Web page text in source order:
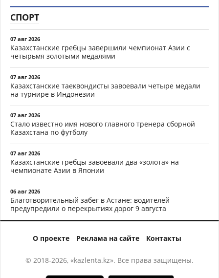
СПОРТ
07 авг 2026
Казахстанские гребцы завершили чемпионат Азии с
четырьмя золотыми медалями
07 авг 2026
Казахстанские таеквондисты завоевали четыре медали
на турнире в Индонезии
07 авг 2026
Стало известно имя нового главного тренера сборной
Казахстана по футболу
07 авг 2026
Казахстанские гребцы завоевали два «золота» на
чемпионате Азии в Японии
06 авг 2026
Благотворительный забег в Астане: водителей
предупредили о перекрытиях дорог 9 августа
О проекте Реклама на сайте Контакты
© 2018-2026, «kazlenta.kz». Все права защищены.